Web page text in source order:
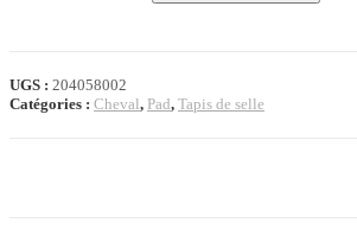
WORLD
-
UGS : 204058002
Catégories : Cheval, Pad, Tapis de selle